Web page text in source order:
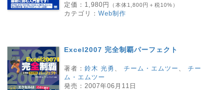
定価： 1,980円 （本体1,800円＋税10%）
カテゴリ： Web制作
Excel2007 完全制覇パーフェクト
著者： 鈴木 光勇 チーム・エムツー
チー
ム・エムツー
発売： 2007年06月11日